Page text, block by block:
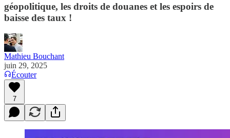
géopolitique, les droits de douanes et les espoirs de
baisse des taux !
Mathieu Bouchant
juin 29, 2025
Écouter
7